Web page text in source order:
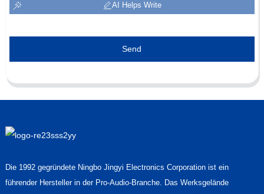
AI Helps Write
Send
Die 1992 gegründete Ningbo Jingyi Electronics Corporation ist ein
führender Hersteller in der Pro-Audio-Branche. Das Werksgelände